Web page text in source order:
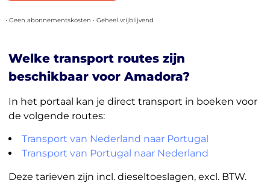
• Geen abonnementskosten • Geheel vrijblijvend
Welke transport routes zijn
beschikbaar voor Amadora?
In het portaal kan je direct transport in boeken voor
de volgende routes:
Transport van Nederland naar Portugal
Transport van Portugal naar Nederland
Deze tarieven zijn incl. dieseltoeslagen, excl. BTW.